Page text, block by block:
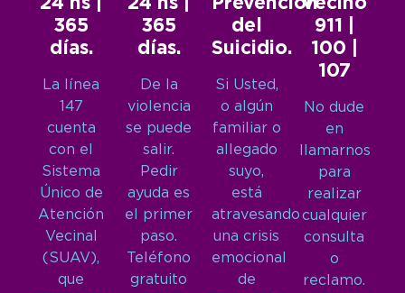
365
días.
La línea
147
cuenta
con el
Sistema
Único de
Atención
Vecinal
(SUAV),
que
365
días.
De la
violencia
se puede
salir.
Pedir
ayuda es
el primer
paso.
Teléfono
gratuito
del
Suicidio.
Si Usted,
o algún
familiar o
allegado
suyo,
está
atravesando
una crisis
emocional
de
911 |
100 |
107
No dude
en
llamarnos
para
realizar
cualquier
consulta
o
reclamo.